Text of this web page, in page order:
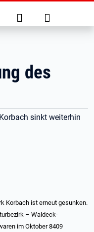
Suche Anmelden
des
sinkt weiterhin
Korbach ist erneut gesunken.
– Waldeck-
im Oktober 8409